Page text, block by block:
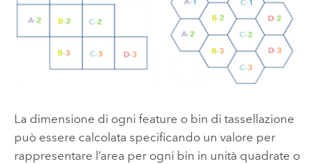
La dimensione di ogni feature o bin di tassellazione
può essere calcolata specificando un valore per
rappresentare l’area per ogni bin in unità quadrate o